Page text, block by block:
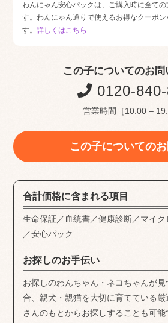
わんにゃん安心パックは、ご購入時に全て
す。わんにゃん通りで使えるお得なクーポン
す。詳しくはこちら
この子についてのお
0120-
営業時間［10:00 –
この子についての
合計価格に含まれる項目
生命保証／血統書／健康診断／マイ
／安心パック
お探しのお手伝い
お探しのわんちゃん・ネコちゃんが
合、親犬・親猫を大切に育てている
さんのもとからお探しすることも可